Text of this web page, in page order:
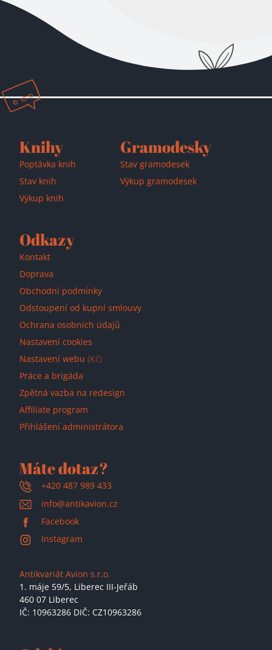
Knihy
Poptávka knih
Stav knih
Výkup knih
Gramodesky
Stav gramodesek
Výkup gramodesek
Odkazy
Kontakt
Doprava
Obchodní podmínky
Odstoupení od kupní smlouvy
Ochrana osobních údajů
Nastavení cookies
Nastavení webu (Kč)
Práce a brigáda
Zpětná vazba na redesign
Affiliate program
Přihlášení administrátora
Máte dotaz?
+420 487 989 433
info@antikavion.cz
Facebook
Instagram
Antikvariát Avion s.r.o.
1. máje 59/5, Liberec III-Jeřáb
460 07 Liberec
IČ: 10963286 DIČ: CZ10963286